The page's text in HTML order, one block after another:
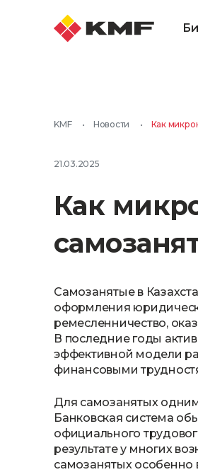
KMF • Новости • Как
21.03.2025
Как
Самозанятые в
оформления
ремесленничество,
В последние годы
эффективной модели
финансовыми
Для самозанятых одним
Банковская система
официального
результате у многих
самозанятых особенно